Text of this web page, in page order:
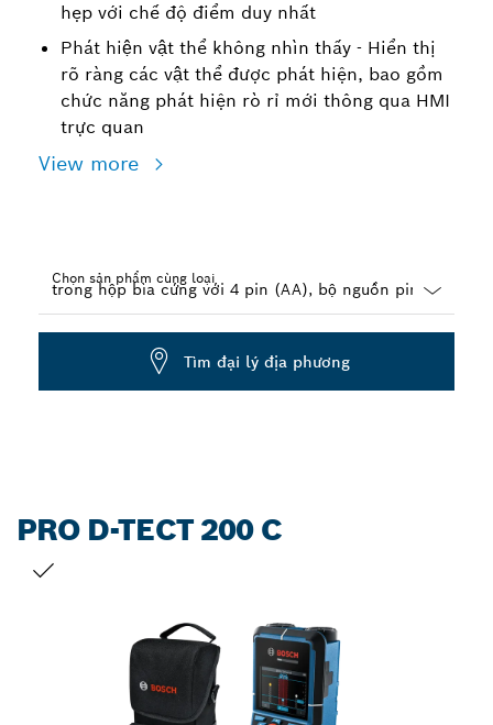
hẹp với chế độ điểm duy nhất
Phát hiện vật thể không nhìn thấy - Hiển thị
rõ ràng các vật thể được phát hiện, bao gồm
chức năng phát hiện rò rỉ mới thông qua HMI
trực quan
View more
Chọn sản phẩm cùng loại
Tìm đại lý địa phương
PRO D-TECT 200 C